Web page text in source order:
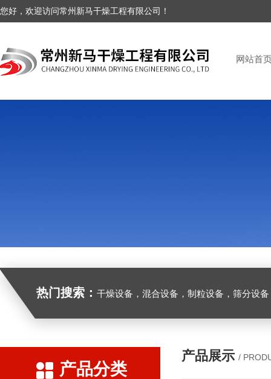
您好，欢迎访问常州新马干燥工程有限公司！
网站首
热门搜索： 干燥设备，混合设备，制粒设备，筛分设
产品分类
产品展示 /